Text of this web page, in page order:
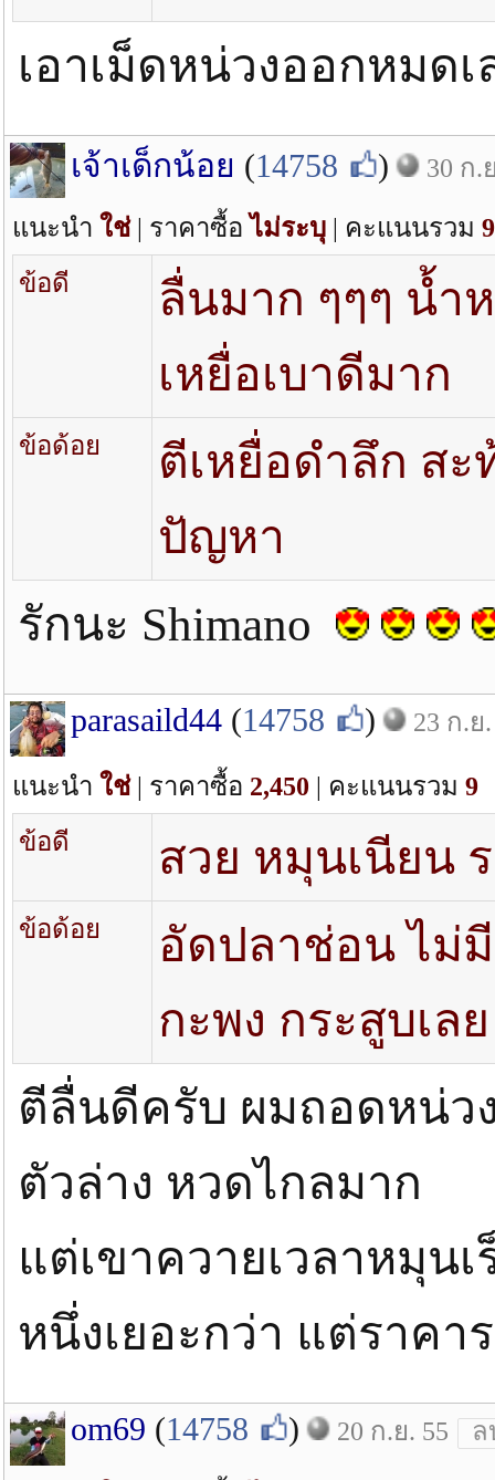
เอาเม็ดหน่วงออกหมด
เจ้าเด็กน้อย (14758 ) 30 ก.
แนะนำ ใช่| ราคาซื้อไม่ระบุ | คะแนนรวม 9
ข้อดี
ลื่นมาก ๆๆๆ น้ำ
เหยื่อเบาดีมาก
ข้อด้อย
ตีเหยื่อดำลึก ส
ปัญหา
รักนะ Shimano
parasaild44 (14758 ) 23 ก.ย
แนะนำ ใช่| ราคาซื้อ 2,450 | คะแนนรวม 9
ข้อดี
สวย หมุนเนียน
ข้อด้อย
อัดปลาช่อน ไม่
กะพง กระสูบเลย
ตีลื่นดีครับ ผมถอดหน่ว
ตัวล่าง หวดไกลมาก
แต่เขาควายเวลาหมุนเ
หนึ่งเยอะกว่า แต่ราค
om69 (14758 ) 20 ก.ย. 55 ล